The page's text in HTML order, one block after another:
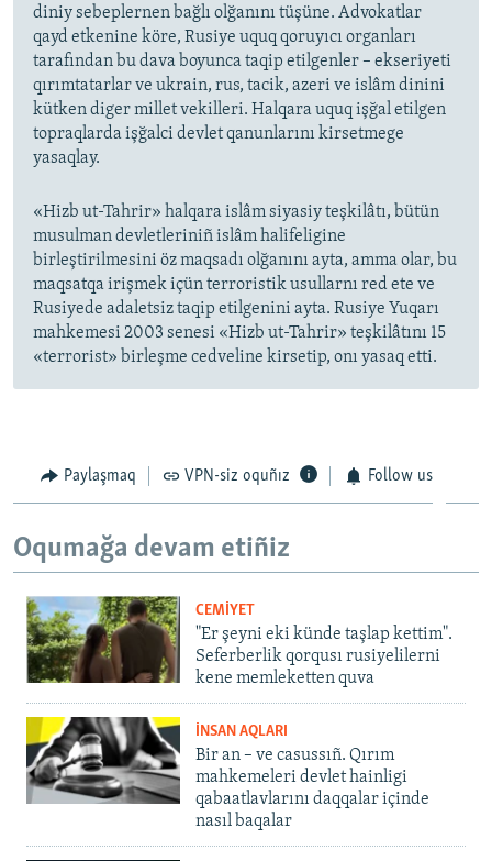
diniy sebeplernen bağlı olğanını tüşüne. Advokatlar
qayd etkenine köre, Rusiye uquq qoruyıcı organları
tarafından bu dava boyunca taqip etilgenler – ekseriyeti
qırımtatarlar ve ukrain, rus, tacik, azeri ve islâm dinini
kütken diger millet vekilleri. Halqara uquq işğal etilgen
topraqlarda işğalci devlet qanunlarını kirsetmege
yasaqlay.
«Hizb ut-Tahrir» halqara islâm siyasiy teşkilâtı, bütün
musulman devletleriniñ islâm halifeligine
birleştirilmesini öz maqsadı olğanını ayta, amma olar, bu
maqsatqa irişmek içün terroristik usullarnı red ete ve
Rusiyede adaletsiz taqip etilgenini ayta. Rusiye Yuqarı
mahkemesi 2003 senesi «Hizb ut-Tahrir» teşkilâtını 15
«terrorist» birleşme cedveline kirsetip, onı yasaq etti.
Paylaşmaq VPN-siz oquñız Follow us
Oqumağa devam etiñiz
CEMİYET
"Er şeyni eki künde taşlap kettim".
Seferberlik qorqusı rusiyelilerni
kene memleketten quva
İNSAN AQLARI
Bir an – ve casussıñ. Qırım
mahkemeleri devlet hainligi
qabaatlavlarını daqqalar içinde
nasıl baqalar